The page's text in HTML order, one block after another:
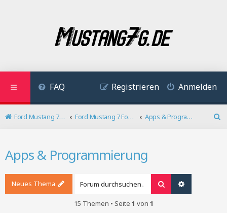
FAQ Anmelden
Registrieren
Ford Mustang 7 Forum Ford Mustang 7 Forum
Apps & Programmierung
Apps & Programmierung
Neues Thema Suche
15 Themen • Seite 1 von 1